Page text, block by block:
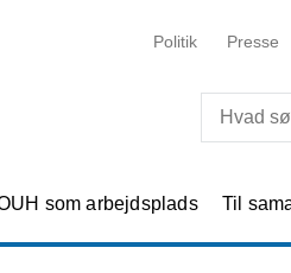
Politik Presse
som arbejdsplads Til